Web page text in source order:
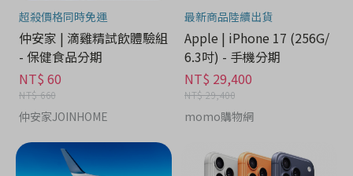
超殺價格同時免運
仲安家 | 滴雞精試飲體驗組
- 保健食品分期
NT$ 60
NT$ 660
仲安家JOINHOME
最新商品陸續出貨
Apple | iPhone 17 (256G/
6.3吋) - 手機分期
NT$ 29,400
NT$ 29,400
momo購物網